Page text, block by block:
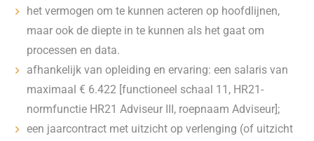
het vermogen om te kunnen acteren op hoofdlijnen,
maar ook de diepte in te kunnen als het gaat om
processen en data.
afhankelijk van opleiding en ervaring: een salaris van
maximaal € 6.422 [functioneel schaal 11, HR21-
normfunctie HR21 Adviseur III, roepnaam Adviseur];
een jaarcontract met uitzicht op verlenging (of uitzicht